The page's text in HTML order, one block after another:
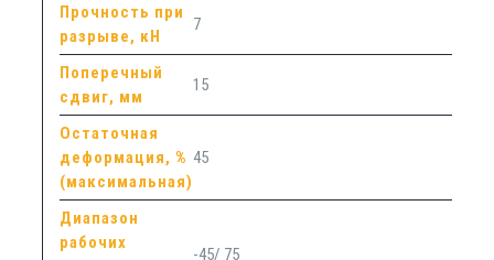
Прочность при
разрыве, кН
7
Поперечный
сдвиг, мм
15
Остаточная
деформация, %
(максимальная)
45
Диапазон
рабочих
-45/ 75